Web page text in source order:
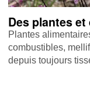
Des plantes
Plantes
combustibles,
depuis toujours